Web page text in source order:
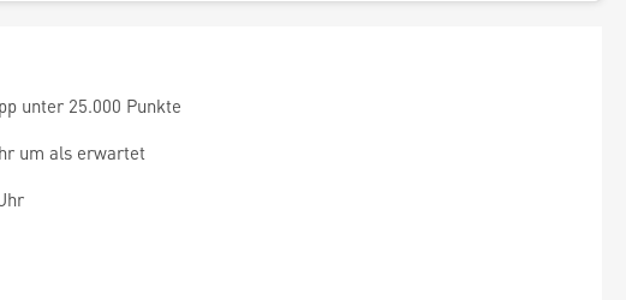
unter 25.000 Punkte
um als erwartet